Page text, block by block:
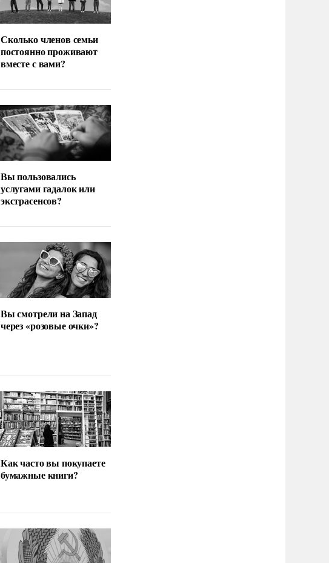
Сколько членов семьи
постоянно проживают
вместе с вами?
Вы пользовались
услугами гадалок или
экстрасенсов?
Вы смотрели на Запад
через «розовые очки»?
Как часто вы покупаете
бумажные книги?